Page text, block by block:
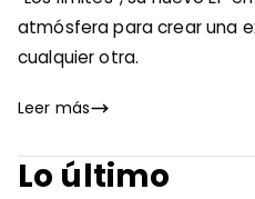
atmósfera para crear una
cualquier otra.
Leer más
Lo último